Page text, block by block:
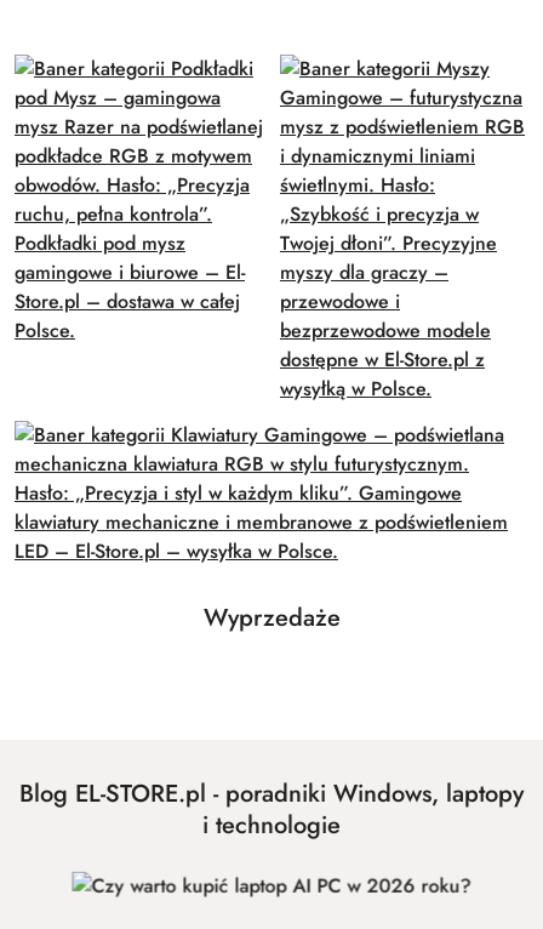
Pomiń karuzelę produktów
Produkty
Wyprzedaże
Blog EL-STORE.pl - poradniki Windows, laptopy
i technologie